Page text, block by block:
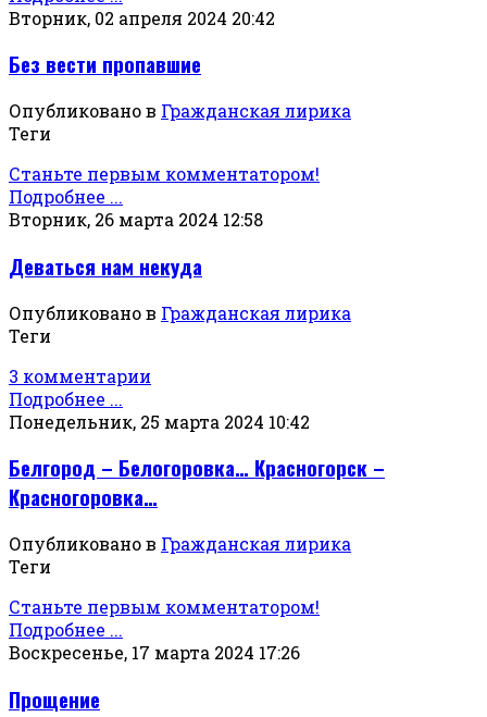
Вторник, 02 апреля 2024 20:42
Без вести пропавшие
Опубликовано в Гражданская лирика
Теги
Станьте первым комментатором!
Подробнее ...
Вторник, 26 марта 2024 12:58
Деваться нам некуда
Опубликовано в Гражданская лирика
Теги
3 комментарии
Подробнее ...
Понедельник, 25 марта 2024 10:42
Белгород – Белогоровка… Красногорск –
Красногоровка…
Опубликовано в Гражданская лирика
Теги
Станьте первым комментатором!
Подробнее ...
Воскресенье, 17 марта 2024 17:26
Прощение